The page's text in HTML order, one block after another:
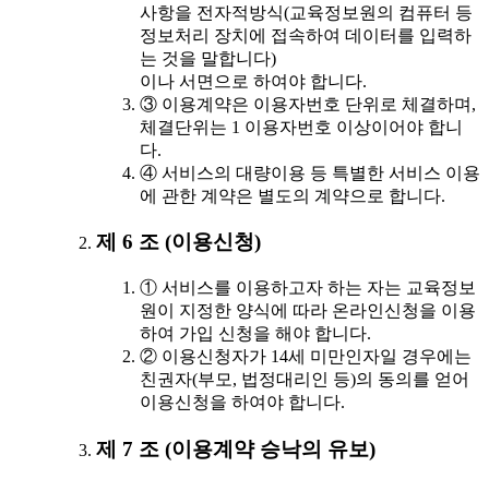
사항을 전자적방식(교육정보원의 컴퓨터 등
정보처리 장치에 접속하여 데이터를 입력하
는 것을 말합니다)
이나 서면으로 하여야 합니다.
③ 이용계약은 이용자번호 단위로 체결하며,
체결단위는 1 이용자번호 이상이어야 합니
다.
④ 서비스의 대량이용 등 특별한 서비스 이용
에 관한 계약은 별도의 계약으로 합니다.
제 6 조 (이용신청)
① 서비스를 이용하고자 하는 자는 교육정보
원이 지정한 양식에 따라 온라인신청을 이용
하여 가입 신청을 해야 합니다.
② 이용신청자가 14세 미만인자일 경우에는
친권자(부모, 법정대리인 등)의 동의를 얻어
이용신청을 하여야 합니다.
제 7 조 (이용계약 승낙의 유보)